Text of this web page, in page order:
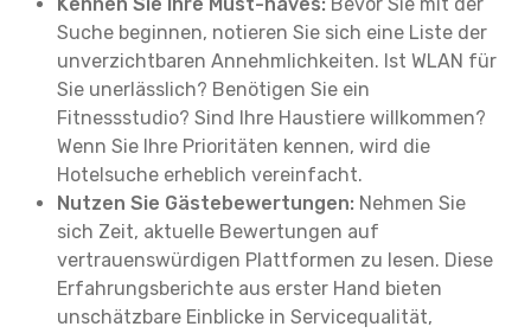
Suche beginnen, notieren Sie sich eine Liste der
unverzichtbaren Annehmlichkeiten. Ist WLAN für
Sie unerlässlich? Benötigen Sie ein
Fitnessstudio? Sind Ihre Haustiere willkommen?
Wenn Sie Ihre Prioritäten kennen, wird die
Hotelsuche erheblich vereinfacht.
Nutzen Sie Gästebewertungen: Nehmen Sie
sich Zeit, aktuelle Bewertungen auf
vertrauenswürdigen Plattformen zu lesen. Diese
Erfahrungsberichte aus erster Hand bieten
unschätzbare Einblicke in Servicequalität,